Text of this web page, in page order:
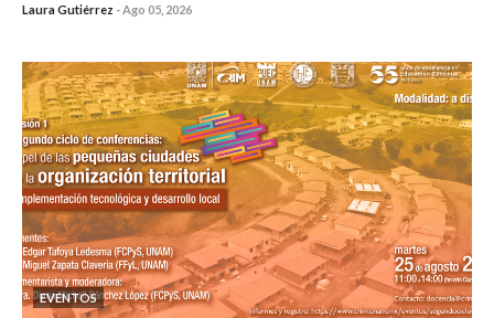
Laura Gutiérrez -Ago 05, 2026
EVENTOS